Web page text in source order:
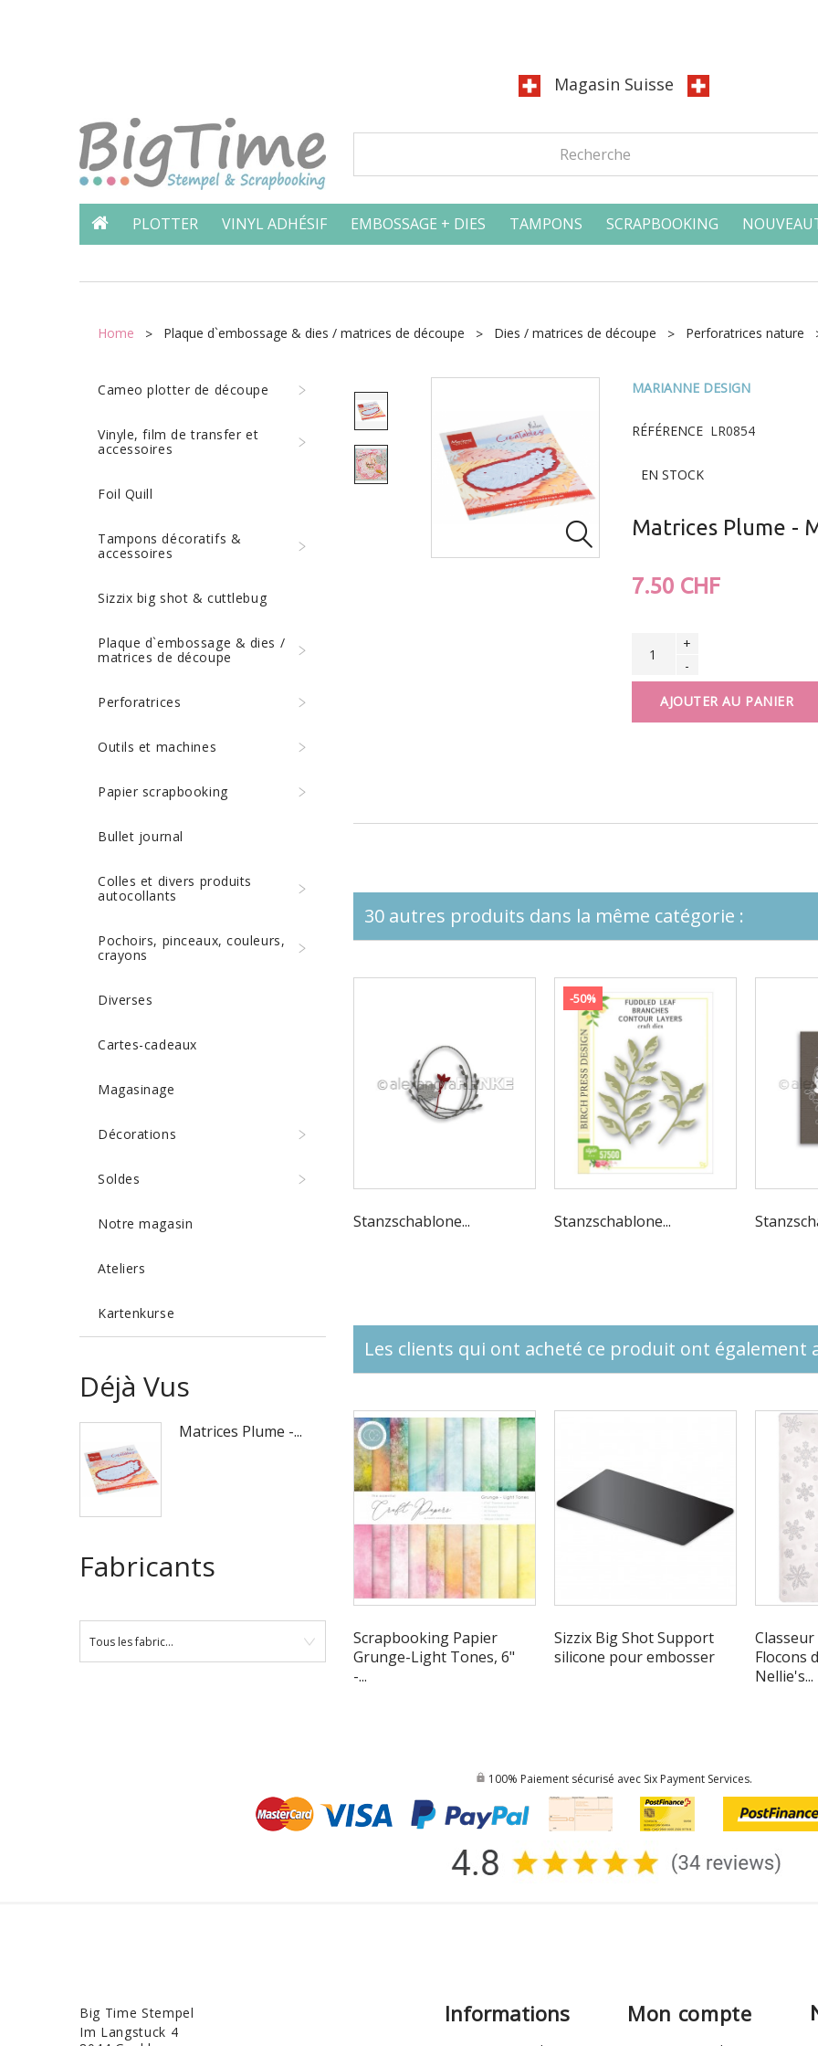
Magasin Suisse
PLOTTER VINYL ADHÉSIF EMBOSSAGE + DIES TAMPONS SCRAPBOOKING
Home Plaque d`embossage & dies / matrices de découpe Dies / matrices de découpe Perforatrices nature

MARIANNE DESIGN
RÉFÉRENCE LR0854
EN STOCK
Matrices Plume -
7.50 CHF
+
-
AJOUTER AU PANIER
30 autres produits dans la même catégorie :
Stanzschablone...
-50%
Stanzschablone...
Les clients qui ont acheté ce produit ont également
Scrapbooking Papier
Grunge-Light Tones, 6"
-...
Sizzix Big Shot Support
silicone pour embosser
Flocons
Nellie's...
Cameo plotter de découpe
Vinyle, film de transfer et
accessoires
Foil Quill
Tampons décoratifs &
accessoires
Sizzix big shot & cuttlebug
Plaque d`embossage & dies /
matrices de découpe
Perforatrices
Outils et machines
Papier scrapbooking
Bullet journal
Colles et divers produits
autocollants
Pochoirs, pinceaux, couleurs,
crayons
Diverses
Cartes-cadeaux
Magasinage
Décorations
Soldes
Notre magasin
Ateliers
Kartenkurse
Déjà Vus
Matrices Plume -...
Fabricants
Tous les fabricants
100% Paiement sécurisé avec Six Payment Services.
Big Time Stempel
Im Langstuck 4
Informations Mon compte